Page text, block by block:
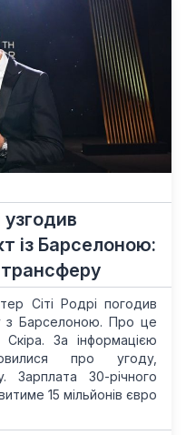
узгодив
із Барселоною:
трансферу
Сіті Родрі погодив
з Барселоною. Про це
За інформацією
про угоду,
30-річного
15 мільйонів євро